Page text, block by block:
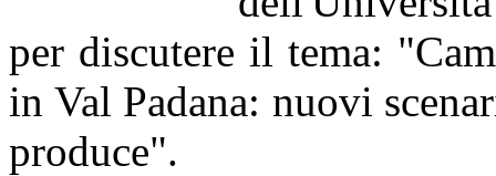
per discutere il tema:
in Val Padana: nuovi
produce".